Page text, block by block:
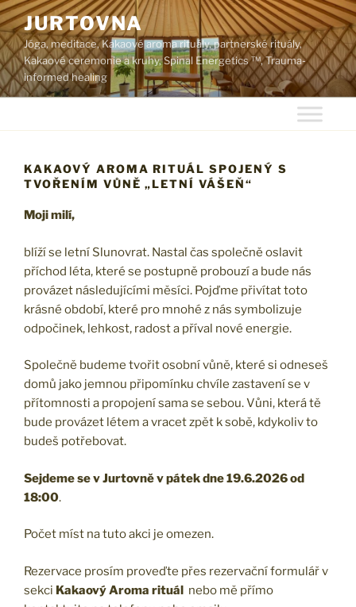
Skip
to
content
JURTOVNA
Jóga, meditace, Kakaové aroma rituály, partnerské rituály,
Kakaové ceremonie a kruhy, Spinal Energetics ™, Trauma-
informed healing
KAKAOVÝ AROMA RITUÁL SPOJENÝ S
TVOŘENÍM VŮNĚ „LETNÍ VÁŠEŇ“
Moji milí,
blíží se letní Slunovrat. Nastal čas společně oslavit
příchod léta, které se postupně probouzí a bude nás
provázet následujícími měsíci. Pojďme přivítat toto
krásné období, které pro mnohé z nás symbolizuje
odpočinek, lehkost, radost a příval nové energie.
Společně budeme tvořit osobní vůně, které si odneseš
domů jako jemnou připomínku chvíle zastavení se v
přítomnosti a propojení sama se sebou. Vůni, která tě
bude provázet létem a vracet zpět k sobě, kdykoliv to
budeš potřebovat.
Sejdeme se v Jurtovně v pátek dne 19.6.2026 od
18:00.
Počet míst na tuto akci je omezen.
Rezervace prosím proveďte přes rezervační formulář v
sekci Kakaový Aroma rituál nebo mě přímo